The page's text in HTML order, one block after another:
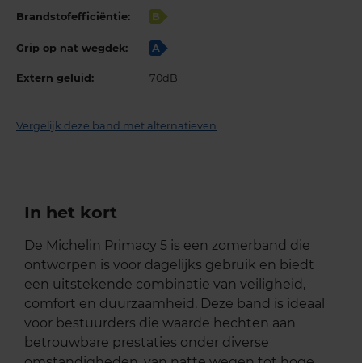
Brandstofefficiëntie: B
Grip op nat wegdek: A
Extern geluid: 70dB
Vergelijk deze band met alternatieven
In het kort
De Michelin Primacy 5 is een zomerband die
ontworpen is voor dagelijks gebruik en biedt
een uitstekende combinatie van veiligheid,
comfort en duurzaamheid. Deze band is ideaal
voor bestuurders die waarde hechten aan
betrouwbare prestaties onder diverse